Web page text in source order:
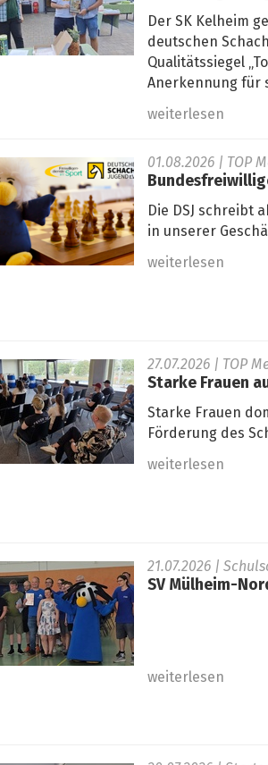
Der SK Kelheim
deutschen
Qualitätssiegel
Anerkennung für
weiterlesen
01.08.2026 | TOP
Die DSJ schreibt
in unserer
weiterlesen
27.07.2026 | TOP
Starke Frauen
Starke Frauen
Förderung des
weiterlesen
21.07.2026 |
SV Mülheim-
weiterlesen